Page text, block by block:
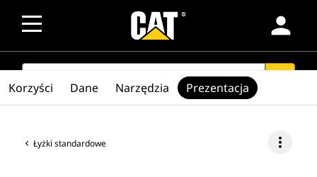
person
SEARCH
Łyżki standardowe more_vert
Korzyści Dane Narzędzia Prezentacja